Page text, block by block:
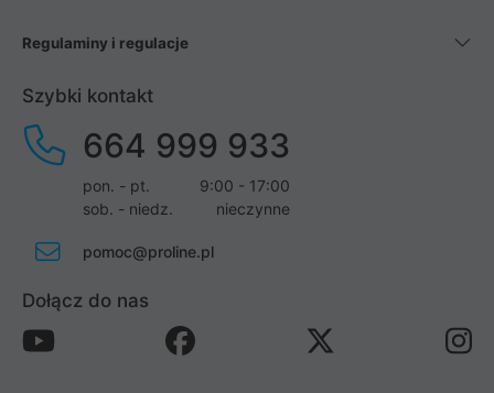
Regulaminy i regulacje
Szybki kontakt
664 999 933
pon. - pt.
9:00 - 17:00
sob. - niedz.
nieczynne
pomoc@proline.pl
Dołącz do nas